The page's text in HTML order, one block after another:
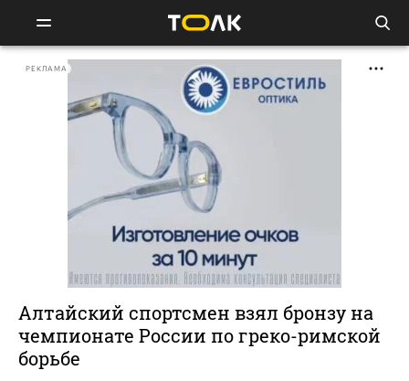
РЕКЛАМА
Алтайский спортсмен взял бронзу на
чемпионате России по греко-римской
борьбе